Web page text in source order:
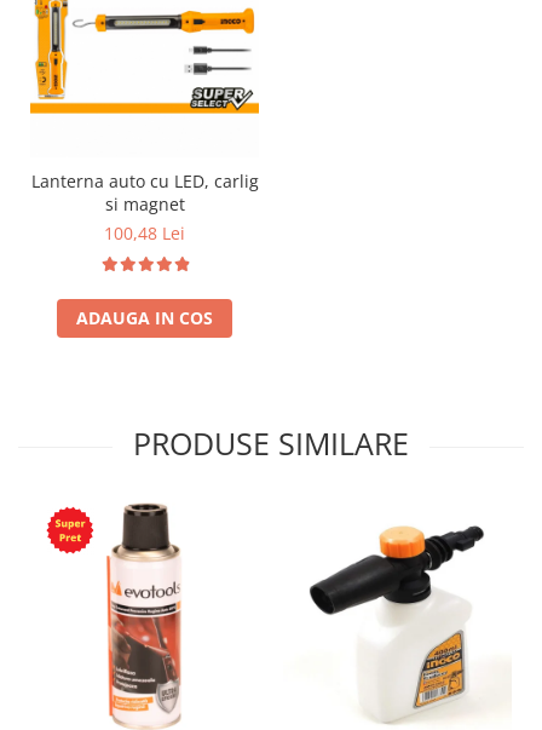
Lanterna auto cu LED, carlig
si magnet
100,48 Lei
ADAUGA IN COS
PRODUSE SIMILARE